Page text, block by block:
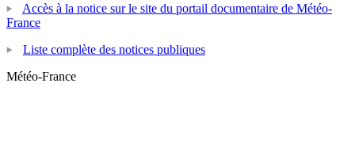
Accès à la notice sur le site du portail documentaire de Météo-
France
Liste complète des notices publiques
Météo-France